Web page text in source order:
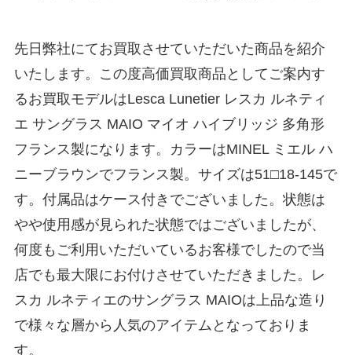
先日弊社にてお買取させていただいた商品を紹介
いたします。この度高価買取商品としてご案内す
るお買取モデルはLesca Lunetier レスカ ルネティ
エ サングラス MAIO マイオ ハイブリッジ 多角形
フランス製になります。カラーはMINEL ミエル ハ
ニーブラウンでフランス製。サイズは51□18-145で
す。付属品はケース付きでございました。状態は
やや使用感が見られた状態ではございましたが、
何度もご利用いただいているお客様でしたので当
店でも最大限にお付けさせていただきました。レ
スカ ルネティエのサングラス MAIOは上品な造り
で様々な層から人気のアイテムとなっておりま
す。